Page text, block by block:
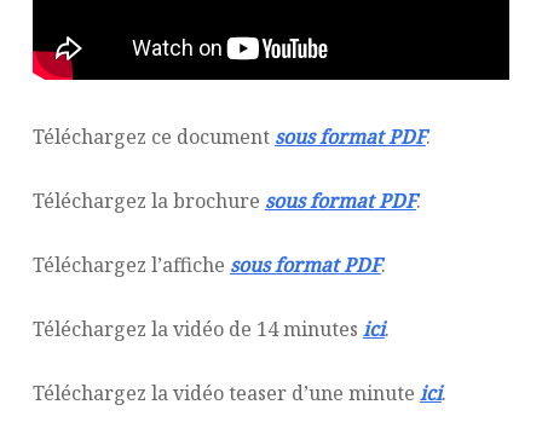
Téléchargez ce document sous format PDF.
Téléchargez la brochure sous format PDF.
Téléchargez l’affiche sous format PDF.
Téléchargez la vidéo de 14 minutes ici.
Téléchargez la vidéo teaser d’une minute ici.